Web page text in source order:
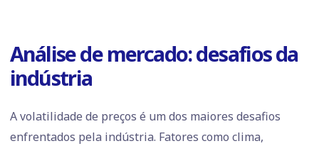
Análise de mercado: desafios da
indústria
A volatilidade de preços é um dos maiores desafios
enfrentados pela indústria. Fatores como clima,